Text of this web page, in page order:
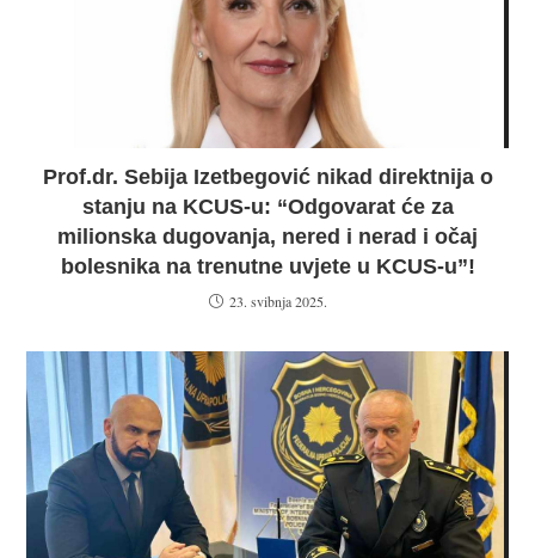
Prof.dr. Sebija Izetbegović nikad direktnija o
stanju na KCUS-u: “Odgovarat će za
milionska dugovanja, nered i nerad i očaj
bolesnika na trenutne uvjete u KCUS-u”!
23. svibnja 2025.